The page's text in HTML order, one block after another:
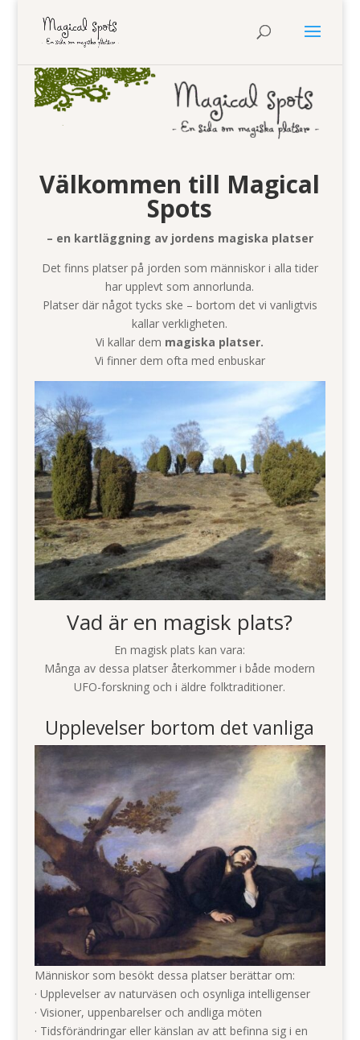
Välkommen till Magical
Spots
– en kartläggning av jordens magiska platser
Det finns platser på jorden som människor i alla tider
har upplevt som annorlunda.
Platser där något tycks ske – bortom det vi vanligtvis
kallar verkligheten.
Vi kallar dem magiska platser.
Vi finner dem ofta med enbuskar
Vad är en magisk plats?
En magisk plats kan vara:
Många av dessa platser återkommer i både modern
UFO-forskning och i äldre folktraditioner.
Upplevelser bortom det vanliga
Människor som besökt dessa platser berättar om:
· Upplevelser av naturväsen och osynliga intelligenser
· Visioner, uppenbarelser och andliga möten
· Tidsförändringar eller känslan av att befinna sig i en